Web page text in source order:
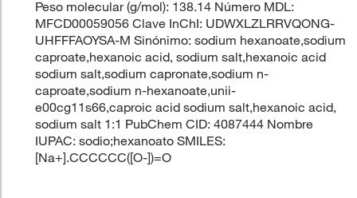
Peso molecular (g/mol): 138.14 Número MDL:
MFCD00059056 Clave InChI: UDWXLZLRRVQONG-
UHFFFAOYSA-M Sinónimo: sodium hexanoate,sodium
caproate,hexanoic acid, sodium salt,hexanoic acid
sodium salt,sodium capronate,sodium n-
caproate,sodium n-hexanoate,unii-
e00cg11s66,caproic acid sodium salt,hexanoic acid,
sodium salt 1:1 PubChem CID: 4087444 Nombre
IUPAC: sodio;hexanoato SMILES:
[Na+].CCCCCC([O-])=O